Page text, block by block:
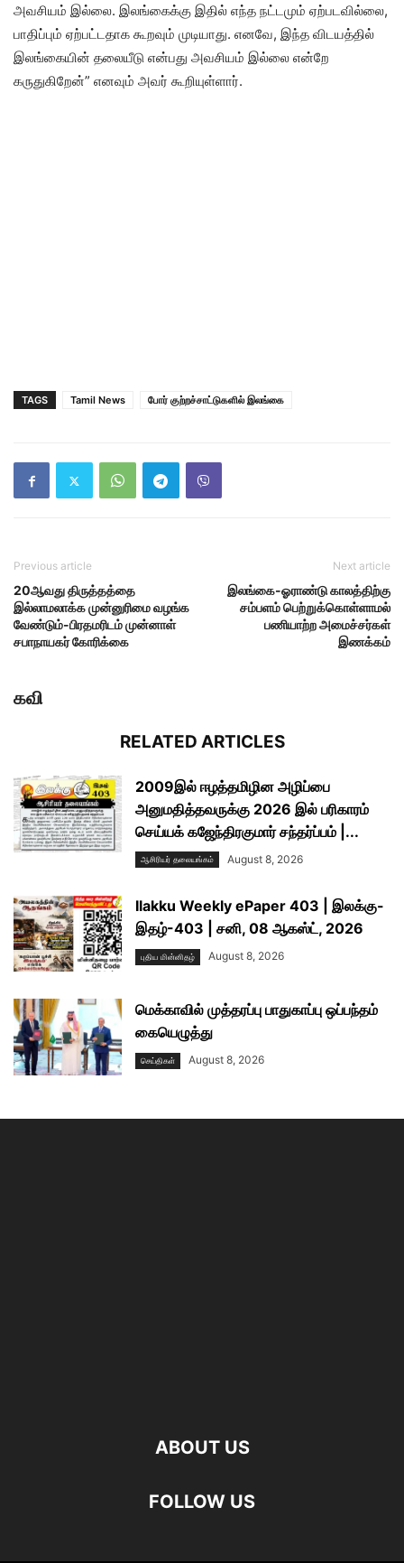
அவசியம் இல்லை. இலங்கைக்கு இதில் எந்த நட்டமும் ஏற்படவில்லை,
பாதிப்பும் ஏற்பட்டதாக கூறவும் முடியாது. எனவே, இந்த விடயத்தில்
இலங்கையின் தலையீடு என்பது அவசியம் இல்லை என்றே
கருதுகிறேன்” எனவும் அவர் கூறியுள்ளார்.
TAGS Tamil News போர் குற்றச்சாட்டுகளில் இலங்கை
Previous article
20ஆவது திருத்தத்தை
இல்லாமலாக்க முன்னுரிமை வழங்க
வேண்டும்-பிரதமரிடம் முன்னாள்
சபாநாயகர் கோரிக்கை
Next article
இலங்கை-ஓராண்டு காலத்திற்கு
சம்பளம் பெற்றுக்கொள்ளாமல்
பணியாற்ற அமைச்சர்கள்
இணக்கம்
கவி
RELATED ARTICLES
2009இல் ஈழத்தமிழின அழிப்பை
அனுமதித்தவருக்கு 2026 இல் பரிகாரம்
செய்யக் கஜேந்திரகுமார் சந்தர்ப்பம் |...
ஆசிரியர் தலையங்கம் August 8, 2026
Ilakku Weekly ePaper 403 | இலக்கு-
இதழ்-403 | சனி, 08 ஆகஸ்ட், 2026
புதிய மின்னிதழ் August 8, 2026
மெக்காவில் முத்தரப்பு பாதுகாப்பு ஒப்பந்தம்
கையெழுத்து
செய்திகள் August 8, 2026
ABOUT US
FOLLOW US